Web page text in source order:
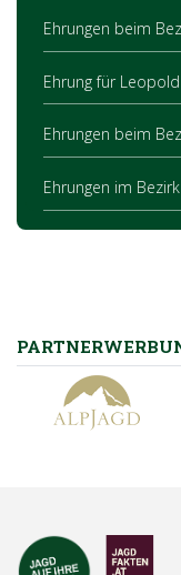
Ehrungen beim
Ehrung für
Ehrungen beim
Ehrungen im